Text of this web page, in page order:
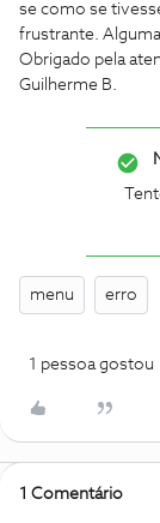
se como se
frustrante.
Obrigado pela
Guilherme B.
menu erro
1 pessoa gostou
1 Comentário